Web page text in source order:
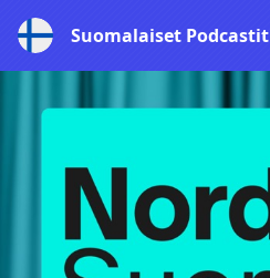
Suomalaiset Podcastit